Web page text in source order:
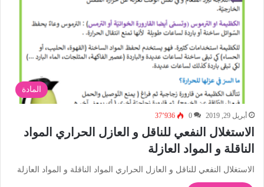
المادة
أبريل 29, 2019 0 37٬936
الاستغلال النفعي للناقل و العازل الحراري المواد
الناقلة و المواد العازلة
الاستغلال النفعي للناقل و العازل الحراري المواد الناقلة و المواد العازلة